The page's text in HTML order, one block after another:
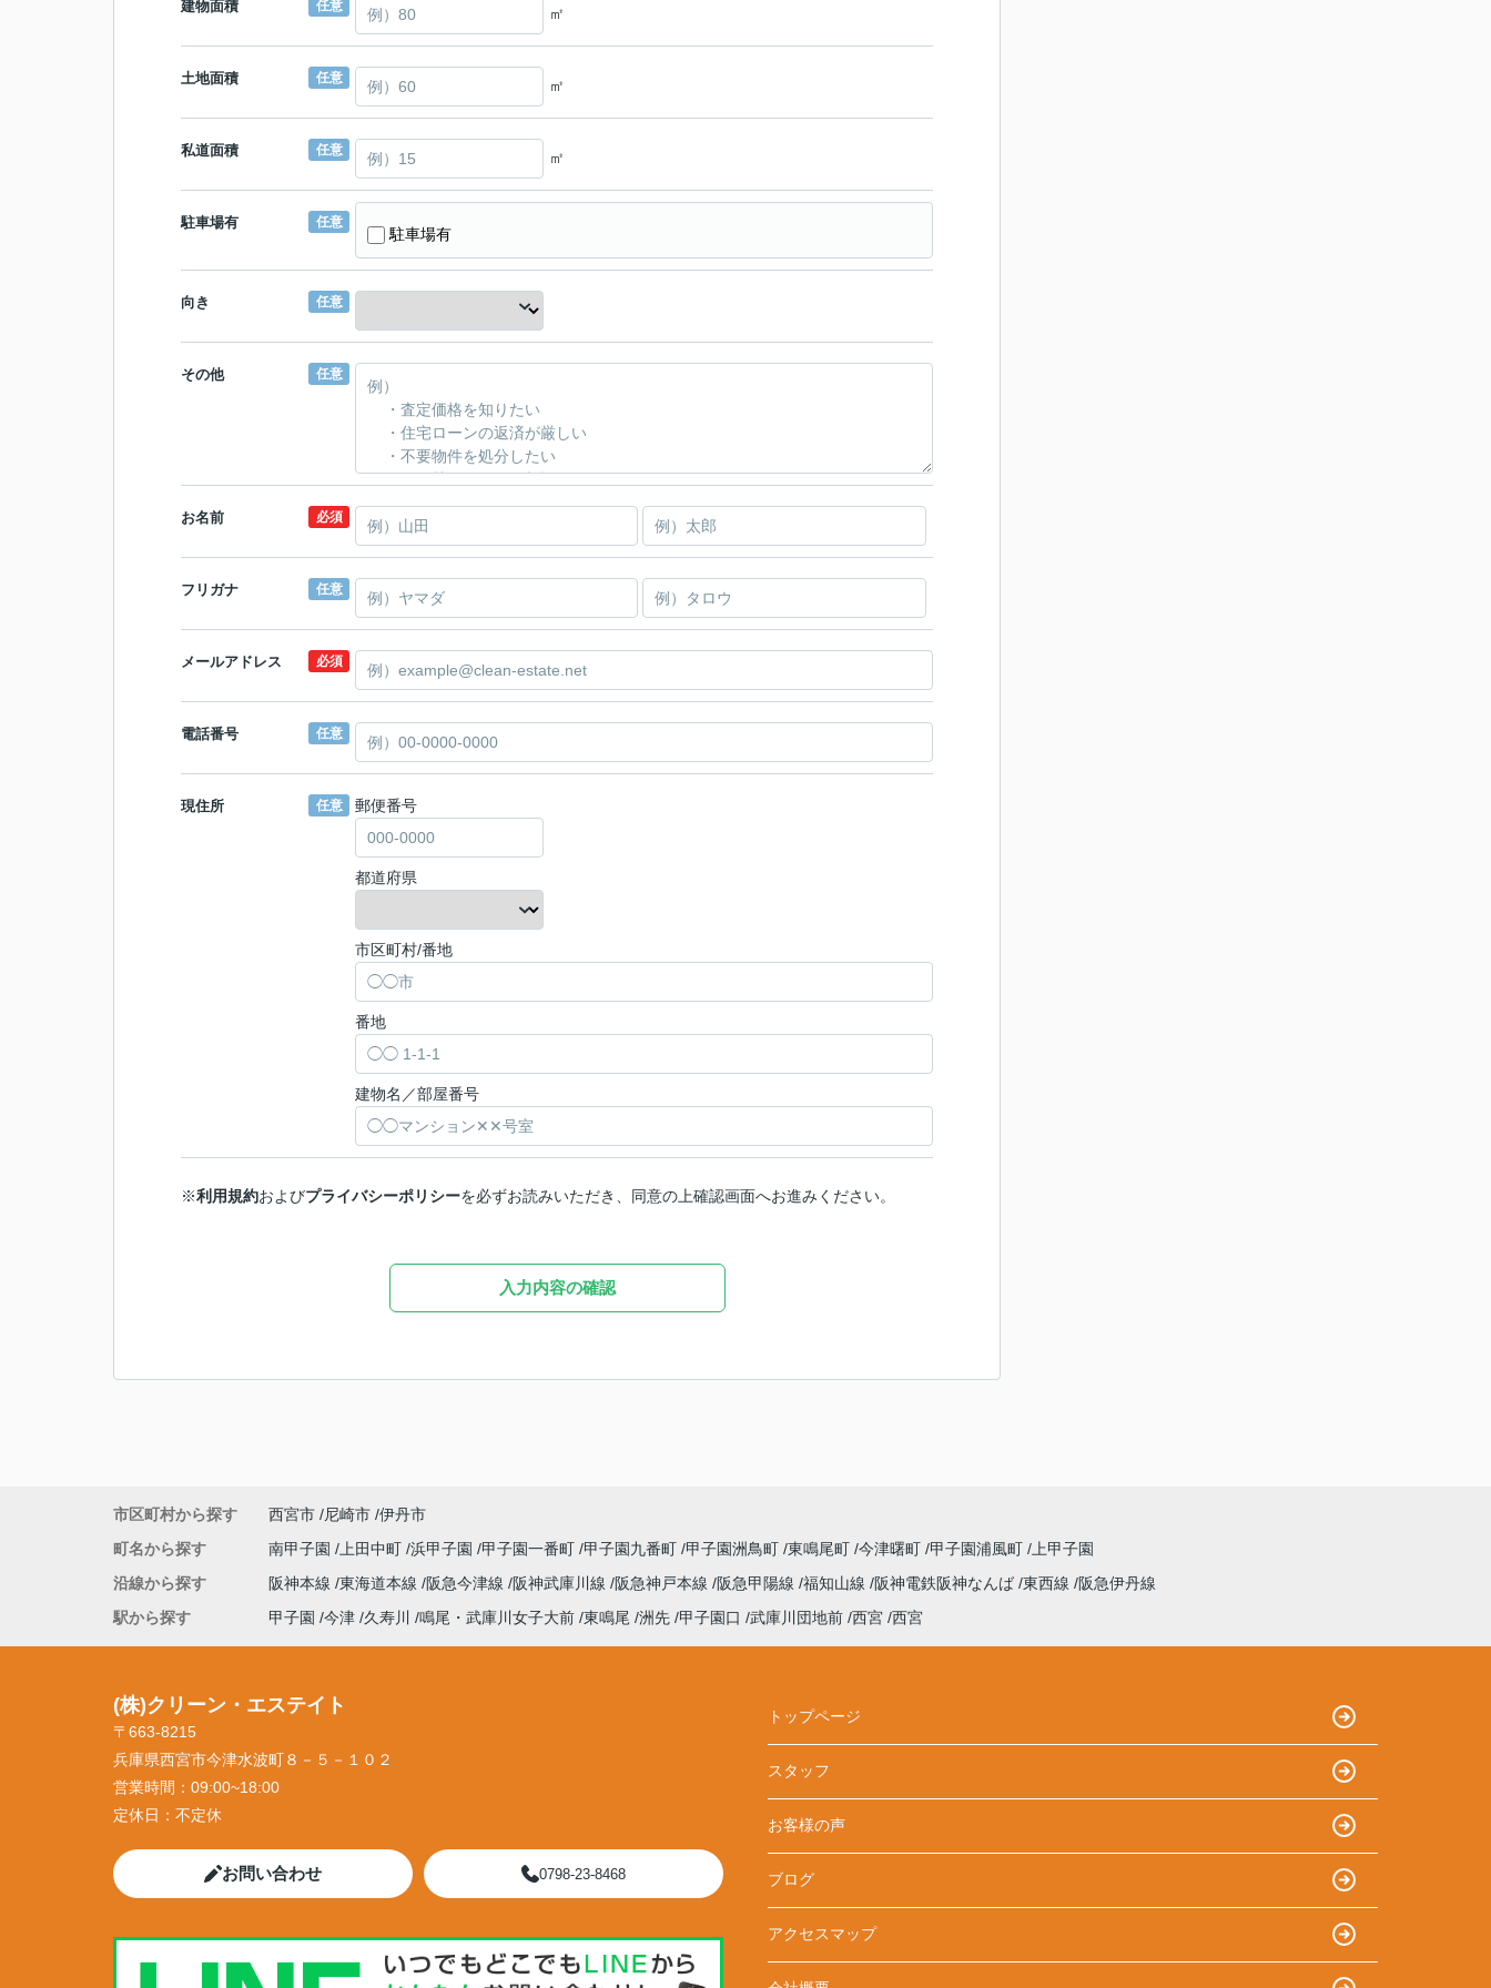
建物面積 任意 ㎡
土地面積 任意 ㎡
私道面積 任意 ㎡
駐車場有 任意
駐車場有
向き 任意
その他 任意
お名前 必須
フリガナ 任意
メールアドレス 必須
電話番号 任意
現住所 任意 郵便番号
都道府県
市区町村/番地
番地
建物名／部屋番号
※利用規約およびプライバシーポリシーを必ずお読みいただき、同意の上確認画面へお進みください。
入力内容の確認
市区町村から探す 西宮市 尼崎市 伊丹市
町名から探す
南甲子園 上田中町 浜甲子園 甲子園一番町 甲子園九番町 甲子園洲鳥町 東鳴尾町 今津曙町 甲子園浦風町
上甲子園
沿線から探す
阪神本線 東海道本線 阪急今津線 阪神武庫川線 阪急神戸本線 阪急甲陽線 福知山線 阪神電鉄阪神なんば 東西線
阪急伊丹線
駅から探す
甲子園 今津 久寿川 鳴尾・武庫川女子大前 東鳴尾 洲先 甲子園口 武庫川団地前 西宮 西宮
(株)クリーン・エステイト
〒663-8215
兵庫県西宮市今津水波町８－５－１０２
営業時間： 09:00~18:00
定休日： 不定休
お問い合わせ 0798-23-8468
トップページ
スタッフ
お客様の声
ブログ
アクセスマップ